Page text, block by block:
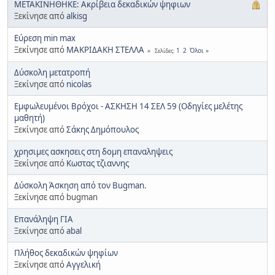
ΜΕΤΑΚΙΝΗΘΗΚΕ: Ακρίβεια δεκαδικών ψηφιων
Ξεκίνησε απόalkisg
Εύρεση min max
Ξεκίνησε από ΜΑΚΡΙΔΑΚΗ ΣΤΕΛΛΑ Σελίδες 1 2 Όλοι
Δύσκολη μετατροπή
Ξεκίνησε από nicolas
Εμφωλευμένοι Βρόχοι - ΑΣΚΗΣΗ 14 ΣΕΛ 59 (Οδηγίες μελέτης
μαθητή)
Ξεκίνησε απόΣάκης Δημόπουλος
χρησιμες ασκησεις στη δομη επαναληψεις
Ξεκίνησε από Κωστας τζιαννης
Δύσκολη Άσκηση από τον Bugman.
Ξεκίνησε από bugman
Επανάληψη ΓΙΑ
Ξεκίνησε απόabal
Πλήθος δεκαδικών ψηφίων
Ξεκίνησε απόΑγγελική